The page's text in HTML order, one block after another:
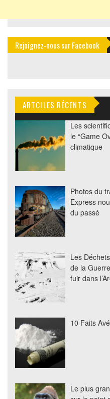
Rejoignez-nous sur Facebook
ARTCILES RÉCENTS
Les
le “Game
climatique
Photos du
Express
du passé
Les
de la
fuir dans
10 Faits
Le plus